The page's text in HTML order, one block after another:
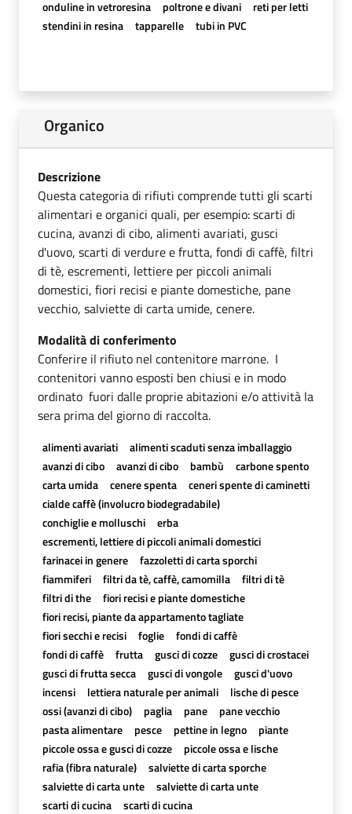
onduline in vetroresina poltrone e divani
reti per letti
stendini in resina
tapparelle tubi in PVC
Organico
Descrizione
Questa categoria di rifiuti comprende tutti gli scarti
alimentari e organici quali, per esempio: scarti di
cucina, avanzi di cibo, alimenti avariati, gusci
d'uovo, scarti di verdure e frutta, fondi di caffè, filtri
di tè, escrementi, lettiere per piccoli animali
domestici, fiori recisi e piante domestiche, pane
vecchio, salviette di carta umide, cenere.
Modalità di conferimento
Conferire il rifiuto nel contenitore marrone. I
contenitori vanno esposti ben chiusi e in modo
ordinato fuori dalle proprie abitazioni e/o attività la
sera prima del giorno di raccolta.
alimenti avariati
alimenti scaduti senza imballaggio
avanzi di cibo
avanzi di cibo bambù
carbone spento
carta umida
cenere spenta
ceneri spente di caminetti
cialde caffè (involucro biodegradabile)
conchiglie e molluschi
erba
escrementi, lettiere di piccoli animali domestici
farinacei in genere
fazzoletti di carta sporchi
fiammiferi
filtri da tè, caffè, camomilla
filtri di tè
filtri di the
fiori recisi e piante domestiche
fiori recisi, piante da appartamento tagliate
fiori secchi e recisi
foglie
fondi di caffè
fondi di caffè
frutta gusci di cozze
gusci di crostacei
gusci di frutta secca
gusci di vongole
gusci d'uovo
incensi
lettiera naturale per animali
lische di pesce
ossi (avanzi di cibo)
paglia pane
pane vecchio
pasta alimentare
pesce pettine in legno
piante
piccole ossa e gusci di cozze
piccole ossa e lische
rafia (fibra naturale)
salviette di carta sporche
salviette di carta unte
salviette di carta unte
scarti di cucina
scarti di cucina